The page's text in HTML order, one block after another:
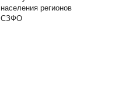
населения регионов
СЗФО